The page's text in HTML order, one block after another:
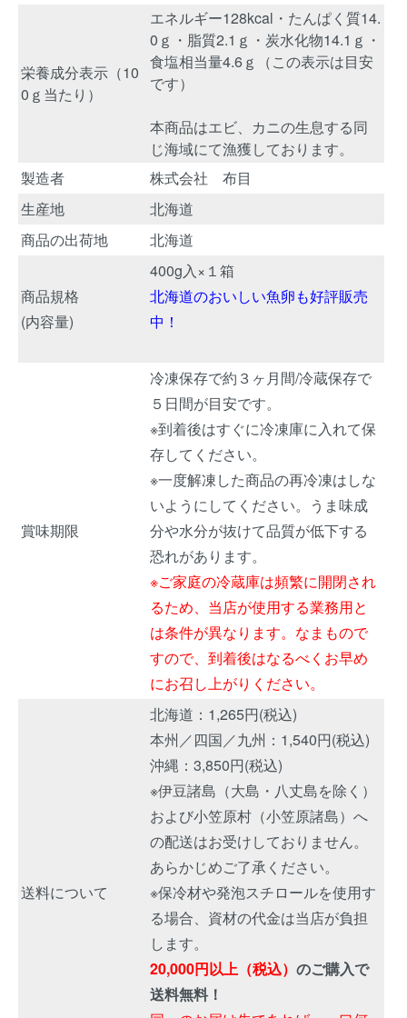
栄養成分表示（10
0ｇ当たり）
エネルギー128kcal・たんぱく質14.
0ｇ・脂質2.1ｇ・炭水化物14.1ｇ・
食塩相当量4.6ｇ（この表示は目安
です）
本商品はエビ、カニの生息する同
じ海域にて漁獲しております。
製造者
株式会社 布目
生産地
北海道
商品の出荷地
北海道
商品規格
(内容量)
400g入×１箱
北海道のおいしい魚卵も好評販売
中！
賞味期限
冷凍保存で約３ヶ月間/冷蔵保存で
５日間が目安です。
※到着後はすぐに冷凍庫に入れて保
存してください。
※一度解凍した商品の再冷凍はしな
いようにしてください。うま味成
分や水分が抜けて品質が低下する
恐れがあります。
※ご家庭の冷蔵庫は頻繁に開閉され
るため、当店が使用する業務用と
は条件が異なります。なまもので
すので、到着後はなるべくお早め
にお召し上がりください。
送料について
北海道：1,265円(税込)
本州／四国／九州：1,540円(税込)
沖縄：3,850円(税込)
※伊豆諸島（大島・八丈島を除く）
および小笠原村（小笠原諸島）へ
の配送はお受けしておりません。
あらかじめご了承ください。
※保冷材や発泡スチロールを使用す
る場合、資材の代金は当店が負担
します。
20,000円以上（税込） のご購入で
送料無料！